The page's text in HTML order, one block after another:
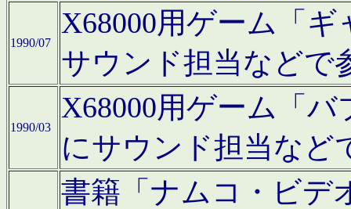
1990/07
X68000用ゲーム「
サウンド担当などで
1990/03
X68000用ゲーム「
にサウンド担当など
書籍「ナムコ・ビデ